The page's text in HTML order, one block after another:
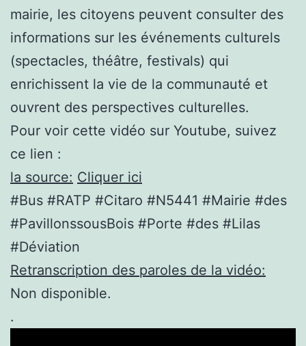
mairie, les citoyens peuvent consulter des
informations sur les événements culturels
(spectacles, théâtre, festivals) qui
enrichissent la vie de la communauté et
ouvrent des perspectives culturelles.
Pour voir cette vidéo sur Youtube, suivez
ce lien :
la source: Cliquer ici
#Bus #RATP #Citaro #N5441 #Mairie #des
#PavillonssousBois #Porte #des #Lilas
#Déviation
Retranscription des paroles de la vidéo:
Non disponible.
.